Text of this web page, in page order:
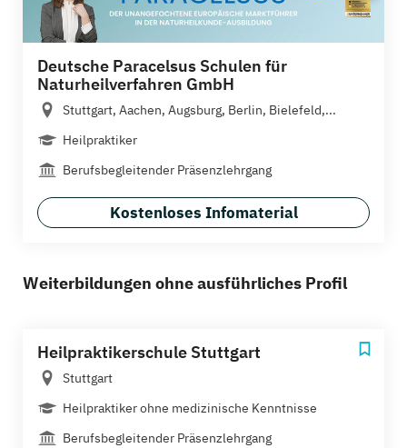
Deutsche Paracelsus Schulen für
Naturheilverfahren GmbH
Stuttgart, Aachen, Augsburg, Berlin, Bielefeld,...
Heilpraktiker
Berufsbegleitender Präsenzlehrgang
Kostenloses Infomaterial
Weiterbildungen ohne ausführliches Profil
Heilpraktikerschule Stuttgart
Stuttgart
Heilpraktiker ohne medizinische Kenntnisse
Berufsbegleitender Präsenzlehrgang